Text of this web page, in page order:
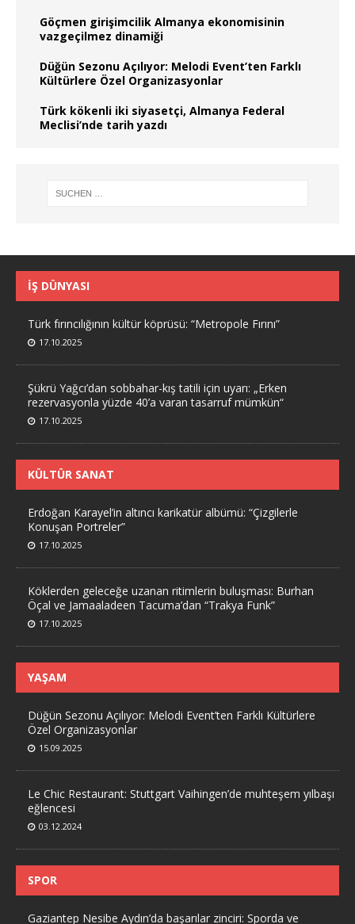
Göçmen girişimcilik Almanya ekonomisinin
vazgeçilmez dinamiği
Düğün Sezonu Açılıyor: Melodi Event’ten Farklı
Kültürlere Özel Organizasyonlar
Türk kökenli iki siyasetçi, Almanya Federal
Meclisi’nde tarih yazdı
İŞ DÜNYASI
Türk fırıncılığının kültür köprüsü: “Metropole Fırını”
17.10.2025
Şükrü Yağcı’dan sobbahar-kış tatili için uyarı: „Erken
rezervasyonla yüzde 40’a varan tasarruf mümkün“
17.10.2025
KÜLTÜR SANAT
Erdoğan Karayel’in altıncı karikatür albümü: “Çizgilerle
Konuşan Portreler”
17.10.2025
Köklerden geleceğe uzanan ritimlerin buluşması: Burhan
Öçal ve Jamaaladeen Tacuma’dan “Trakya Funk”
17.10.2025
YAŞAM
Düğün Sezonu Açılıyor: Melodi Event’ten Farklı Kültürlere
Özel Organizasyonlar
15.09.2025
Le Chic Restaurant: Stuttgart Vaihingen’de muhteşem yılbaşı
eğlencesi
03.12.2024
SPOR
Gaziantep Nesibe Aydın’da başarılar zinciri: Sporda ve